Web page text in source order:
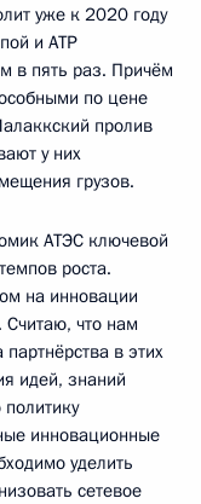
уже к 2020 году
и АТР
в пять раз. Причём
по цене
пролив
у них
грузов.
АТЭС ключевой
роста.
на инновации
Считаю, что нам
в этих
идей, знаний
инновационные
уделить
сетевое